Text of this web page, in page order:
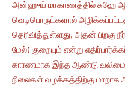
அன்ஹுய் மாகாணத்தில் சுஹே
வெடிபொருட்களால்
தெரிவித்துள்ளது, அதன் பிறகு
மேல்) குறையும் என்று
காரணமாக இந்த ஆண்டு
நிலைகள் வழக்கத்திற்கு மாறாக